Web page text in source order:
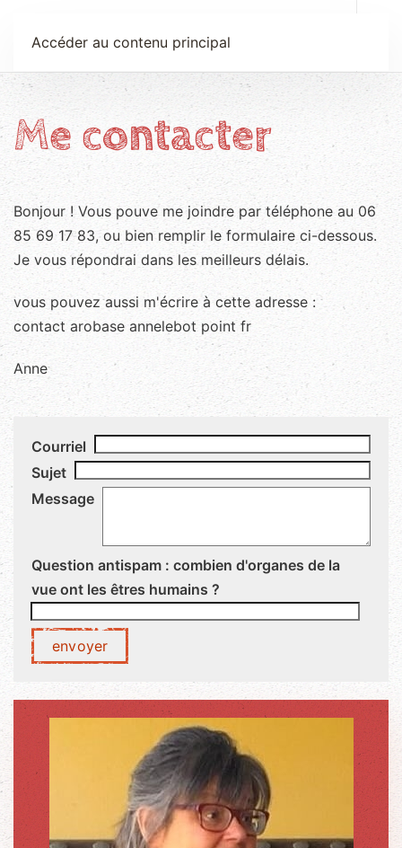
Accéder au contenu principal
Anne Le Bot
Me contacter
Bonjour ! Vous pouve me joindre par téléphone au 06
85 69 17 83, ou bien remplir le formulaire ci-dessous.
Je vous répondrai dans les meilleurs délais.
vous pouvez aussi m'écrire à cette adresse :
contact arobase annelebot point fr
Anne
Courriel
Sujet
Message
Question antispam : combien d'organes de la
vue ont les êtres humains ?